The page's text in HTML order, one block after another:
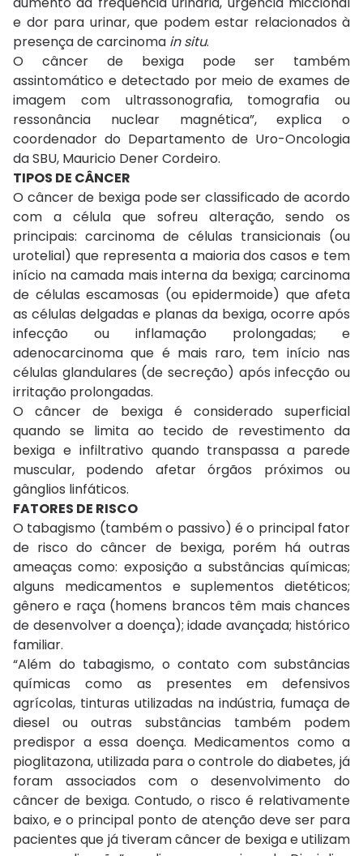
e dor para urinar, que podem estar relacionados à
presença de carcinoma in situ.
O câncer de bexiga pode ser também
assintomático e detectado por meio de exames de
imagem com ultrassonografia, tomografia ou
ressonância nuclear magnética”, explica o
coordenador do Departamento de Uro-Oncologia
da SBU, Mauricio Dener Cordeiro.
TIPOS DE CÂNCER
O câncer de bexiga pode ser classificado de acordo
com a célula que sofreu alteração, sendo os
principais: carcinoma de células transicionais (ou
urotelial) que representa a maioria dos casos e tem
início na camada mais interna da bexiga; carcinoma
de células escamosas (ou epidermoide) que afeta
as células delgadas e planas da bexiga, ocorre após
infecção ou inflamação prolongadas; e
adenocarcinoma que é mais raro, tem início nas
células glandulares (de secreção) após infecção ou
irritação prolongadas.
O câncer de bexiga é considerado superficial
quando se limita ao tecido de revestimento da
bexiga e infiltrativo quando transpassa a parede
muscular, podendo afetar órgãos próximos ou
gânglios linfáticos.
FATORES DE RISCO
O tabagismo (também o passivo) é o principal fator
de risco do câncer de bexiga, porém há outras
ameaças como: exposição a substâncias químicas;
alguns medicamentos e suplementos dietéticos;
gênero e raça (homens brancos têm mais chances
de desenvolver a doença); idade avançada; histórico
familiar.
“Além do tabagismo, o contato com substâncias
químicas como as presentes em defensivos
agrícolas, tinturas utilizadas na indústria, fumaça de
diesel ou outras substâncias também podem
predispor a essa doença. Medicamentos como a
pioglitazona, utilizada para o controle do diabetes, já
foram associados com o desenvolvimento do
câncer de bexiga. Contudo, o risco é relativamente
baixo, e o principal ponto de atenção deve ser para
pacientes que já tiveram câncer de bexiga e utilizam